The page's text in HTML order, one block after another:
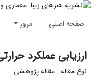
صفحه اصلی مرور
ارزیابی عملکرد
نوع مقاله : مقاله پژوهشی